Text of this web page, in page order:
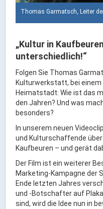
Ortsrecht &
Thomas Garmatsch, Leiter
„Kultur in
unterschiedlich!“
Folgen Sie Thomas
Kulturwerkstatt, bei
Heimatstadt: Wie ist das
den Jahren? Und was
besonders?
In unserem neuen
und Kulturschaffende
Kaufbeuren – und gerät
Der Film ist ein weiterer
Marketing-Kampagne der
Ende letzten Jahres
und -Botschafter auf
sind, wird die Idee nun in